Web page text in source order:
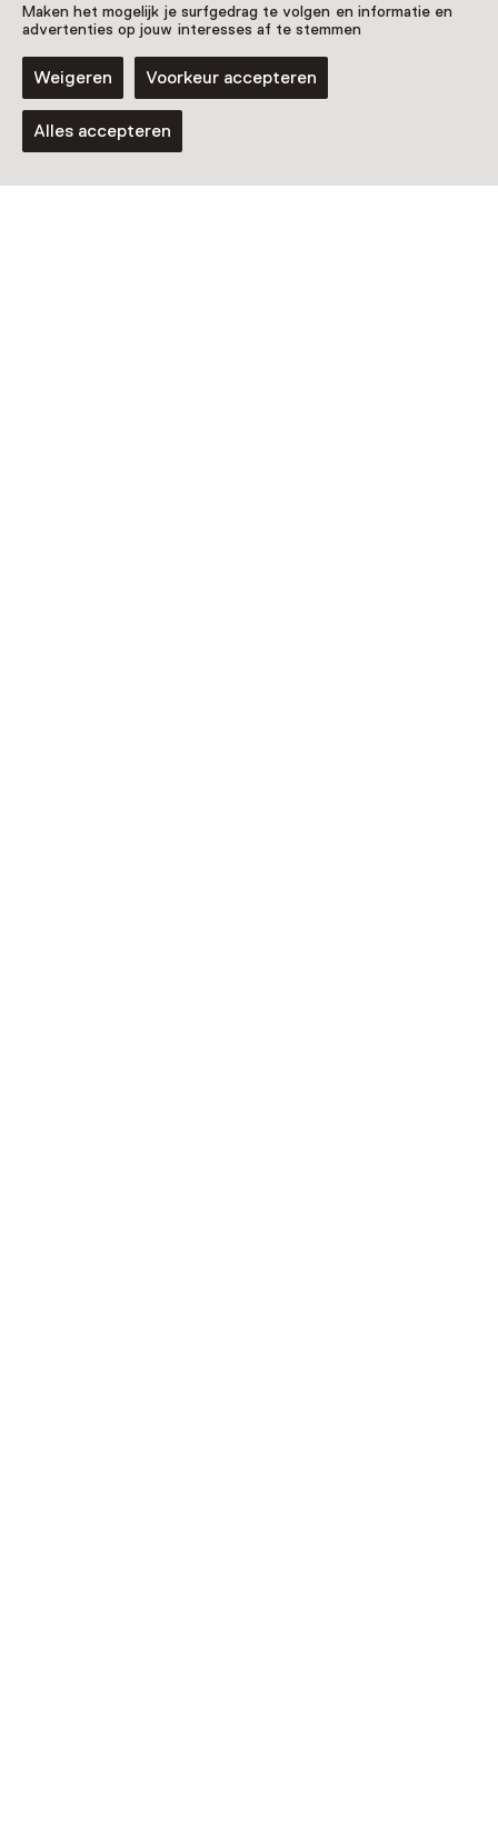
Maken het mogelijk je surfgedrag te volgen en informatie en
advertenties op jouw interesses af te stemmen
Weigeren Voorkeur accepteren
Alles accepteren